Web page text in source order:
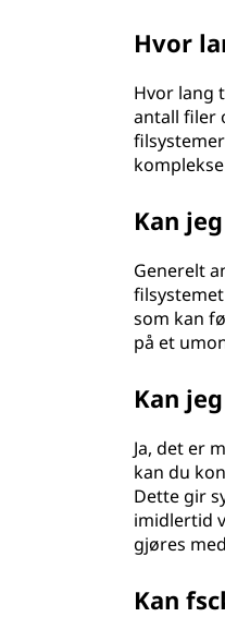
Hvor
Hvor lang
antall filer
Kan
Generelt
som kan
på et
Kan
Ja, det er
kan du
Dette gir
imidlertid
gjøres
Kan